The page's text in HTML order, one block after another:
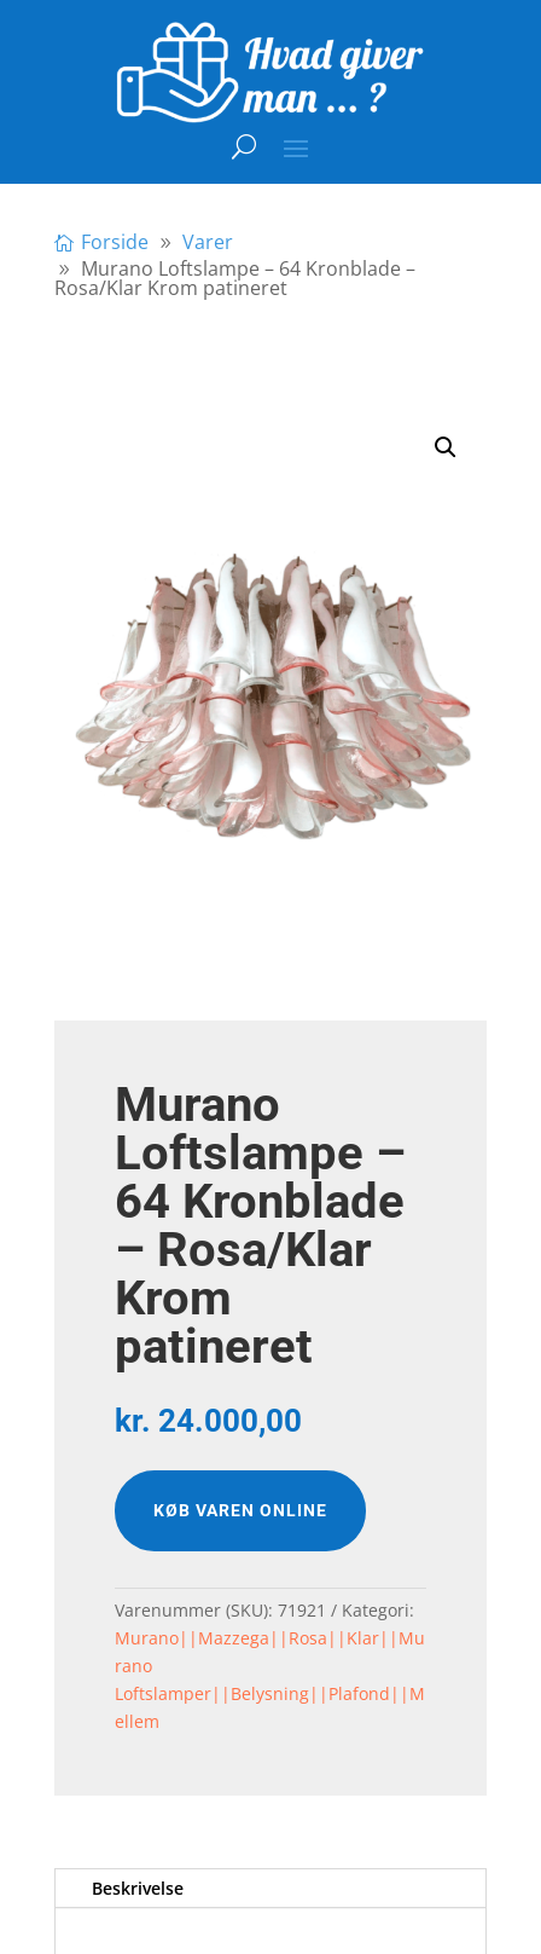
Forside
Varer
Murano Loftslampe – 64 Kronblade –
Rosa/Klar Krom patineret
Murano
Loftslampe –
64 Kronblade
– Rosa/Klar
Krom
patineret
kr. 24.000,00
KØB VAREN ONLINE
Varenummer (SKU): 71921
Kategori:
Murano||Mazzega||Rosa||Klar||Mu
rano
Loftslamper||Belysning||Plafond||M
ellem
Beskrivelse